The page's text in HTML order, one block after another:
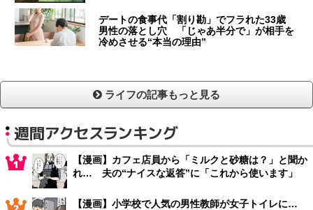
デートの食事代「割り勘」でフラれた33歳
男性の落とし穴 「じゃあ半分で」が相手を
冷めさせる“本当の理由”
ライフの記事もっと見る
週間アクセスランキング
【漫画】カフェ店員から「ミルクと砂糖は？」と聞か
れ… 夫の“ナイスな返答”に「これから使います」
【漫画】小学校で人気の男性教師が女子トイレに…